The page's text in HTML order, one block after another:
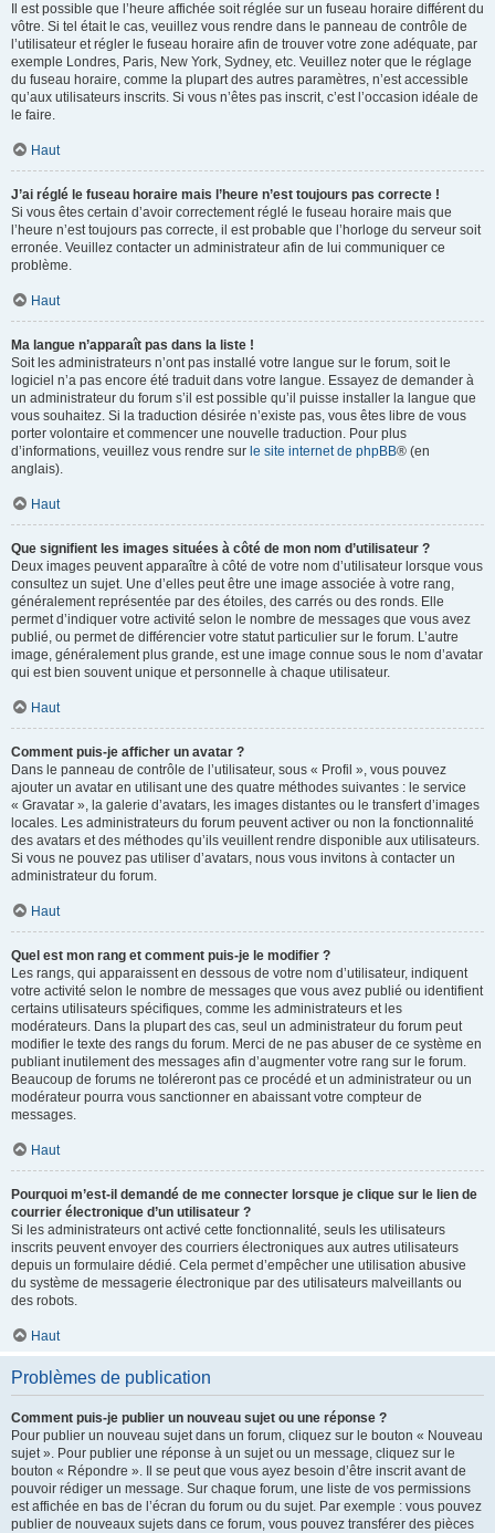
Il est possible que l’heure affichée soit réglée sur un fuseau horaire différent du
vôtre. Si tel était le cas, veuillez vous rendre dans le panneau de contrôle de
l’utilisateur et régler le fuseau horaire afin de trouver votre zone adéquate, par
exemple Londres, Paris, New York, Sydney, etc. Veuillez noter que le réglage
du fuseau horaire, comme la plupart des autres paramètres, n’est accessible
qu’aux utilisateurs inscrits. Si vous n’êtes pas inscrit, c’est l’occasion idéale de
le faire.
Haut
J’ai réglé le fuseau horaire mais l’heure n’est toujours pas correcte !
Si vous êtes certain d’avoir correctement réglé le fuseau horaire mais que
l’heure n’est toujours pas correcte, il est probable que l’horloge du serveur soit
erronée. Veuillez contacter un administrateur afin de lui communiquer ce
problème.
Haut
Ma langue n’apparaît pas dans la liste !
Soit les administrateurs n’ont pas installé votre langue sur le forum, soit le
logiciel n’a pas encore été traduit dans votre langue. Essayez de demander à
un administrateur du forum s’il est possible qu’il puisse installer la langue que
vous souhaitez. Si la traduction désirée n’existe pas, vous êtes libre de vous
porter volontaire et commencer une nouvelle traduction. Pour plus
d’informations, veuillez vous rendre sur le site internet de phpBB® (en
anglais).
Haut
Que signifient les images situées à côté de mon nom d’utilisateur ?
Deux images peuvent apparaître à côté de votre nom d’utilisateur lorsque vous
consultez un sujet. Une d’elles peut être une image associée à votre rang,
généralement représentée par des étoiles, des carrés ou des ronds. Elle
permet d’indiquer votre activité selon le nombre de messages que vous avez
publié, ou permet de différencier votre statut particulier sur le forum. L’autre
image, généralement plus grande, est une image connue sous le nom d’avatar
qui est bien souvent unique et personnelle à chaque utilisateur.
Haut
Comment puis-je afficher un avatar ?
Dans le panneau de contrôle de l’utilisateur, sous « Profil », vous pouvez
ajouter un avatar en utilisant une des quatre méthodes suivantes : le service
« Gravatar », la galerie d’avatars, les images distantes ou le transfert d’images
locales. Les administrateurs du forum peuvent activer ou non la fonctionnalité
des avatars et des méthodes qu’ils veuillent rendre disponible aux utilisateurs.
Si vous ne pouvez pas utiliser d’avatars, nous vous invitons à contacter un
administrateur du forum.
Haut
Quel est mon rang et comment puis-je le modifier ?
Les rangs, qui apparaissent en dessous de votre nom d’utilisateur, indiquent
votre activité selon le nombre de messages que vous avez publié ou identifient
certains utilisateurs spécifiques, comme les administrateurs et les
modérateurs. Dans la plupart des cas, seul un administrateur du forum peut
modifier le texte des rangs du forum. Merci de ne pas abuser de ce système en
publiant inutilement des messages afin d’augmenter votre rang sur le forum.
Beaucoup de forums ne toléreront pas ce procédé et un administrateur ou un
modérateur pourra vous sanctionner en abaissant votre compteur de
messages.
Haut
Pourquoi m’est-il demandé de me connecter lorsque je clique sur le lien de
courrier électronique d’un utilisateur ?
Si les administrateurs ont activé cette fonctionnalité, seuls les utilisateurs
inscrits peuvent envoyer des courriers électroniques aux autres utilisateurs
depuis un formulaire dédié. Cela permet d’empêcher une utilisation abusive
du système de messagerie électronique par des utilisateurs malveillants ou
des robots.
Haut
Problèmes de publication
Comment puis-je publier un nouveau sujet ou une réponse ?
Pour publier un nouveau sujet dans un forum, cliquez sur le bouton « Nouveau
sujet ». Pour publier une réponse à un sujet ou un message, cliquez sur le
bouton « Répondre ». Il se peut que vous ayez besoin d’être inscrit avant de
pouvoir rédiger un message. Sur chaque forum, une liste de vos permissions
est affichée en bas de l’écran du forum ou du sujet. Par exemple : vous pouvez
publier de nouveaux sujets dans ce forum, vous pouvez transférer des pièces